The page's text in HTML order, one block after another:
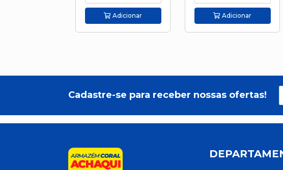
Adicionar Adicionar
Cadastre-se para receber nossas ofertas!